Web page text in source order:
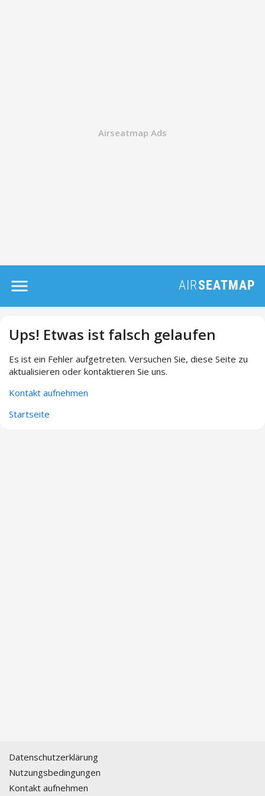
Ups! Etwas ist falsch gelaufen
Es ist ein Fehler aufgetreten. Versuchen Sie, diese Seite zu
aktualisieren oder kontaktieren Sie uns.
Kontakt aufnehmen
Startseite
Datenschutzerklärung
Nutzungsbedingungen
Kontakt aufnehmen